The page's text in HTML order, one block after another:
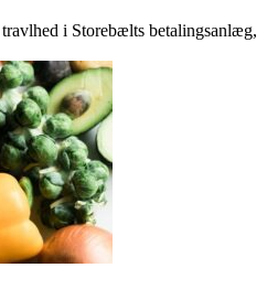
i Storebælts betalingsanlæg,